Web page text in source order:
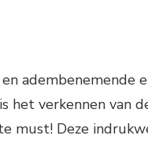
adembenemende
het verkennen van
must! Deze